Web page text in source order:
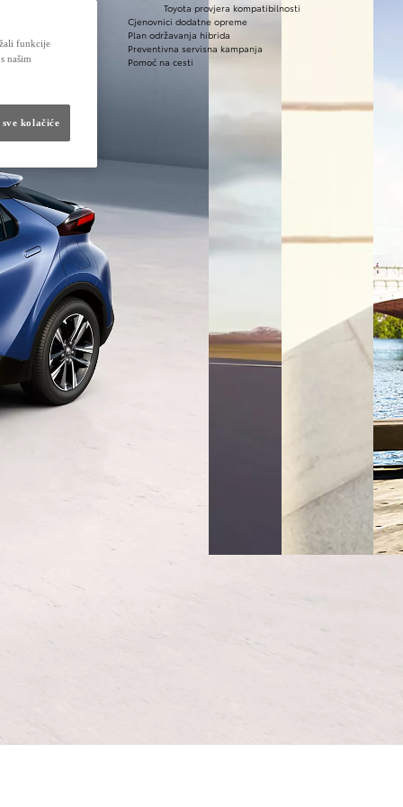
Toyota provjera kompatibilnosti
Cjenovnici dodatne opreme
Plan održavanja hibrida
Preventivna servisna kampanja
Pomoć na cesti
funkcije
našim
kolačiće